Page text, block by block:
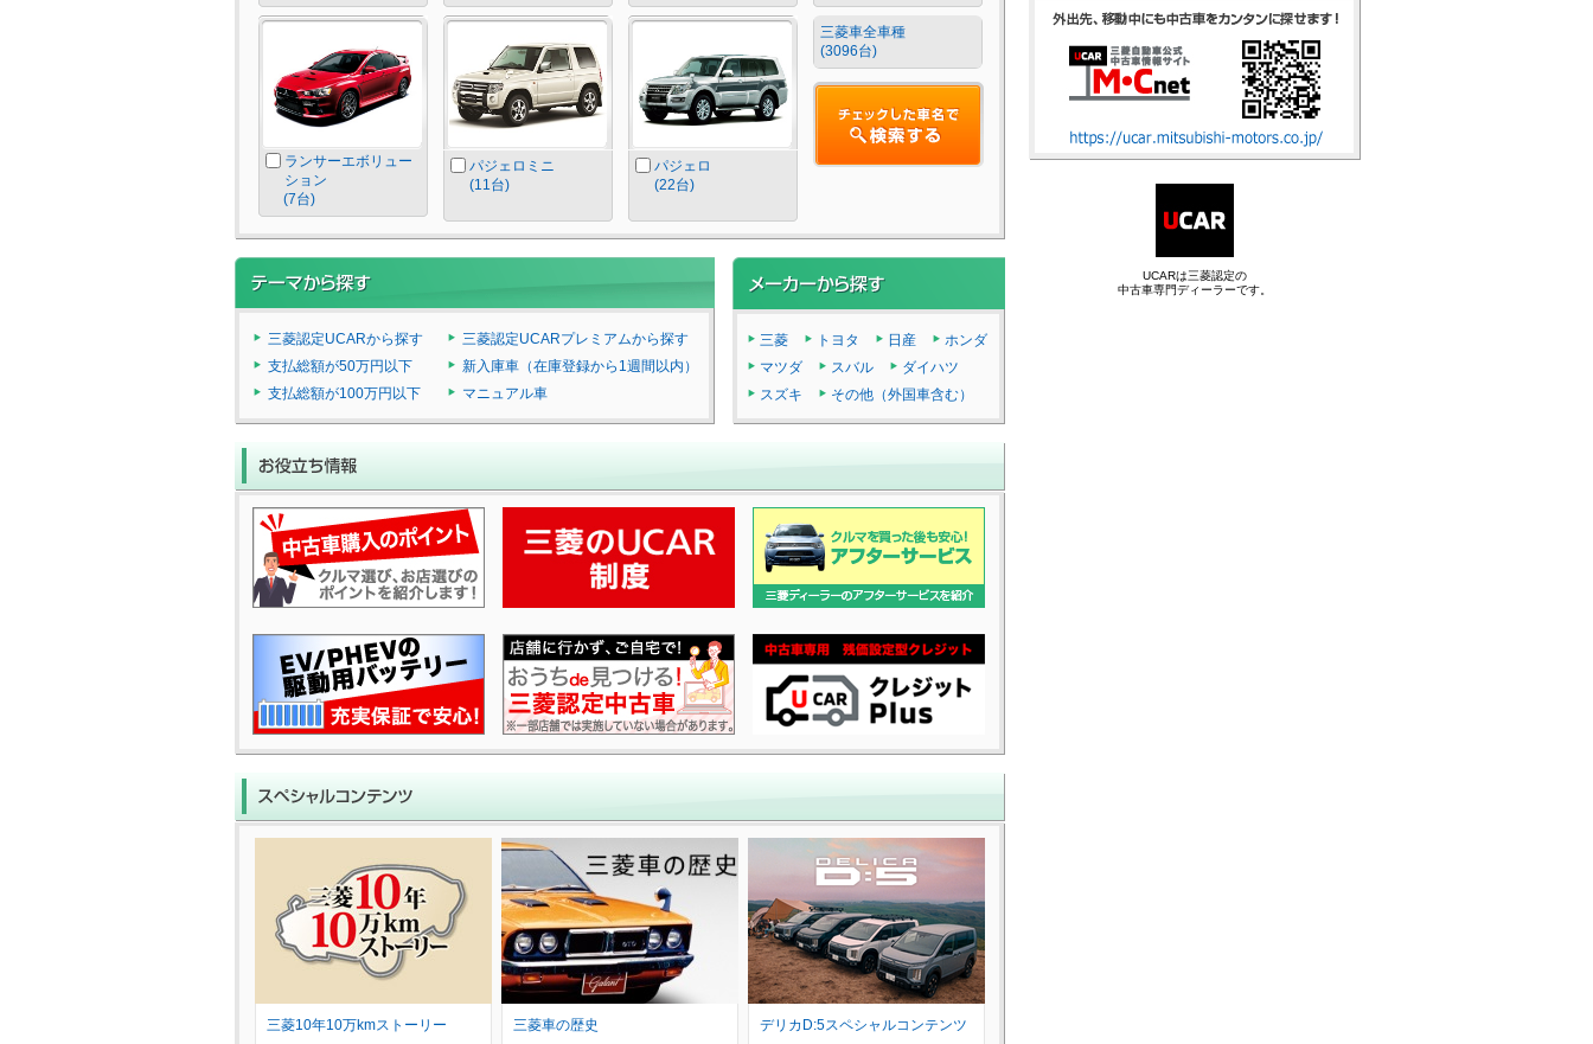
ランサーエボリュー
ション
(7台)
パジェロミニ
(11台)
パジェロ
(22台)
三菱車全車種
(3096台)
三菱認定UCARから探す
支払総額が50万円以下
支払総額が100万円以下
三菱認定UCARプレミアムから探す
新入庫車（在庫登録から1週間以内）
マニュアル車
三菱 トヨタ 日産
ホンダ
マツダ
スバル
ダイハツ
スズキ
その他（外国車含む）
三菱10年10万kmストーリー 三菱車の歴史 デリカD:5スペシャルコンテンツ
UCARは三菱認定の
中古車専門ディーラーです。